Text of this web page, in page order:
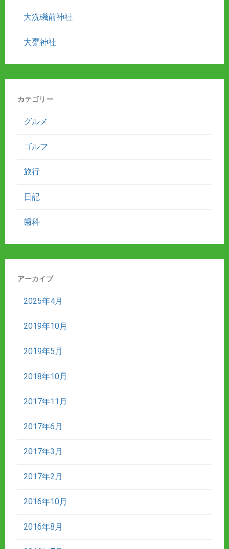
大洗磯前神社
大甕神社
カテゴリー
グルメ
ゴルフ
旅行
日記
歯科
アーカイブ
2025年4月
2019年10月
2019年5月
2018年10月
2017年11月
2017年6月
2017年3月
2017年2月
2016年10月
2016年8月